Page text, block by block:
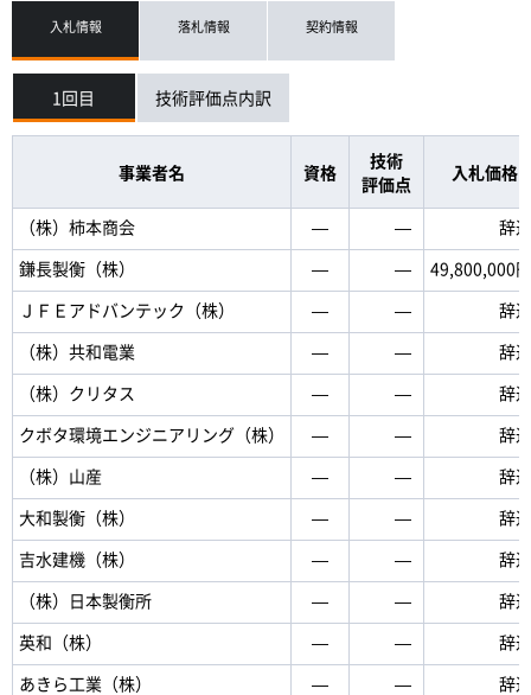
入札情報 落札情報 契約情報
1回目 技術評価点内訳
事業者名 資格
技術
評価点
入札価格
（株）柿本商会 ― ―
辞退
鎌長製衡（株）
― ―
49,800,000円
ＪＦＥアドバンテック（株）
― ―
辞退
（株）共和電業
― ―
辞退
（株）クリタス
― ―
辞退
クボタ環境エンジニアリング（株）
― ―
辞退
（株）山産
― ―
辞退
大和製衡（株）
― ―
辞退
吉水建機（株）
― ―
辞退
（株）日本製衡所
― ―
辞退
英和（株）
― ―
辞退
あきら工業（株）
― ― 辞退